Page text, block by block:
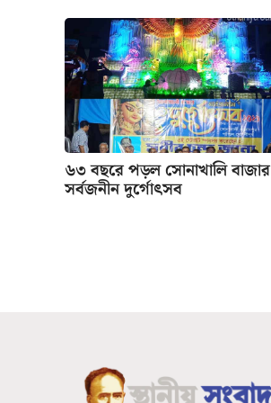
৬৩ বছরে পড়ল সোনাখালি বাজার
সর্বজনীন দুর্গোৎসব